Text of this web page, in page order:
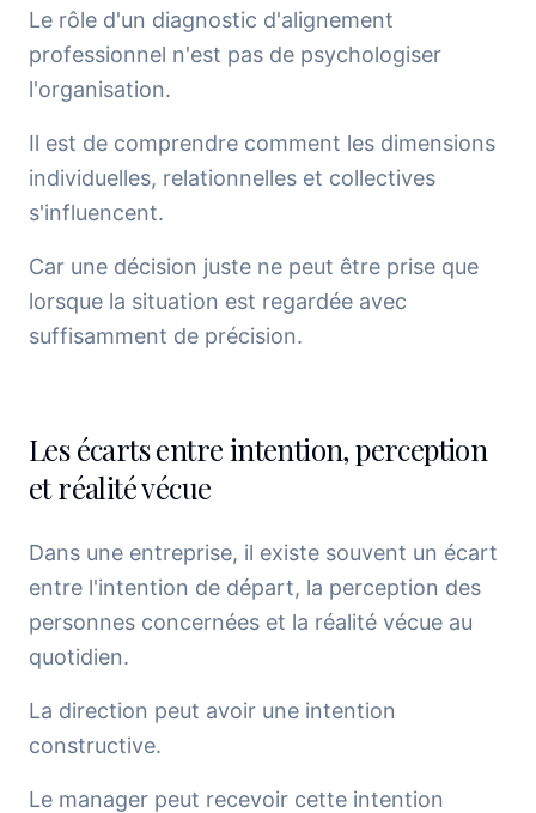
Le rôle d'un diagnostic d'alignement
professionnel n'est pas de psychologiser
l'organisation.
Il est de comprendre comment les dimensions
individuelles, relationnelles et collectives
s'influencent.
Car une décision juste ne peut être prise que
lorsque la situation est regardée avec
suffisamment de précision.
Les écarts entre intention, perception
et réalité vécue
Dans une entreprise, il existe souvent un écart
entre l'intention de départ, la perception des
personnes concernées et la réalité vécue au
quotidien.
La direction peut avoir une intention
constructive.
Le manager peut recevoir cette intention